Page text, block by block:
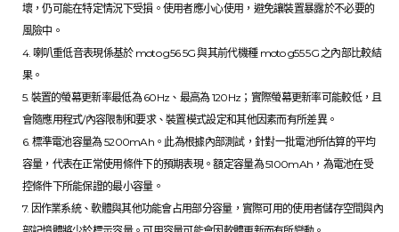
壞，仍可能在特定情況下受損。使用者應小心使用，避免讓裝置暴露於不必要的
風險中。
4. 喇叭重低音表現係基於 moto g56 5G 與其前代機種 moto g55 5G 之內部比較結
果。
5. 裝置的螢幕更新率最低為 60Hz、最高為 120Hz；實際螢幕更新率可能較低，且
會隨應用程式/內容限制和要求、裝置模式設定和其他因素而有所差異。
6. 標準電池容量為 5200mAh。此為根據內部測試，針對一批電池所估算的平均
容量，代表在正常使用條件下的預期表現。額定容量為 5100mAh，為電池在受
控條件下所能保證的最小容量。
7. 因作業系統、軟體與其他功能會占用部分容量，實際可用的使用者儲存空間與內